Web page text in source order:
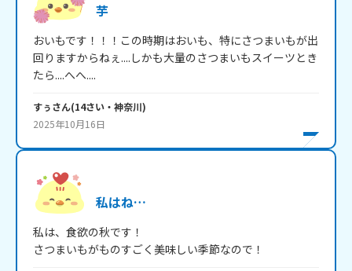
芋
おいもです！！！この時期はおいも、特にさつまいもが出
回りますからねぇ....しかも大量のさつまいもスイーツとき
たら....へへ....
すぅさん(14さい・ 神奈川)
2025年10月16日
私はね…
私は、食欲の秋です！
さつまいもがものすごく美味しい季節なので！